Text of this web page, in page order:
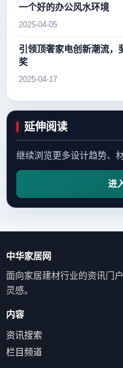
一个好的办公风水环境
2025-04-05
引领顶奢家电创新潮流，
奖
2025-04-17
延伸阅读
继续浏览更多设计趋势、
进
中华家居网
面向家居建材行业的资讯门
灵感。
内容
资讯搜索
栏目频道